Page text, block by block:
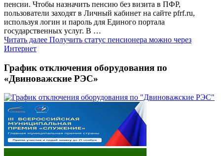
пенсии. Чтобы назначить пенсию без визита в ПФР,
пользователи заходят в Личный кабинет на сайте pfrf.ru,
используя логин и пароль для Единого портала
государственных услуг. В …
Читать далее Получить статус пенсионера можно через
Интернет
График отключения оборудования по
«Двиноважские РЭС»